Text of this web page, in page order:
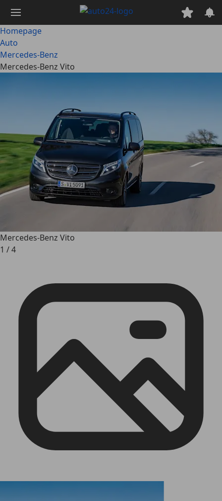
naar
hoofdinhoud
Homepage
Auto
Mercedes-Benz
Mercedes-Benz Vito
Mercedes-Benz Vito
1 /4